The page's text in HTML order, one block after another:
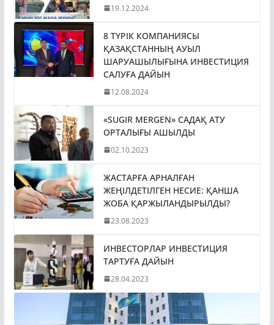
19.12.2024
8 ТҮРІК КОМПАНИЯСЫ
ҚАЗАҚСТАННЫҢ АУЫЛ
ШАРУАШЫЛЫҒЫНА ИНВЕСТИЦИЯ
САЛУҒА ДАЙЫН
12.08.2024
«SUGIR MERGEN» САДАҚ АТУ
ОРТАЛЫҒЫ АШЫЛДЫ
02.10.2023
ЖАСТАРҒА АРНАЛҒАН
ЖЕҢІЛДЕТІЛГЕН НЕСИЕ: ҚАНША
ЖОБА ҚАРЖЫЛАНДЫРЫЛДЫ?
23.08.2023
ИНВЕСТОРЛАР ИНВЕСТИЦИЯ
ТАРТУҒА ДАЙЫН
28.04.2023